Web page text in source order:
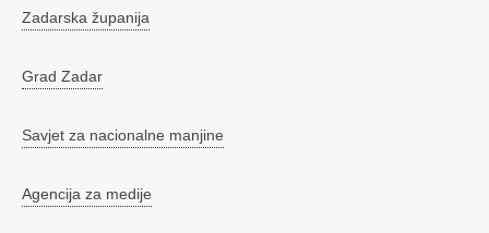
Zadarska županija
Grad Zadar
Savjet za nacionalne manjine
Agencija za medije